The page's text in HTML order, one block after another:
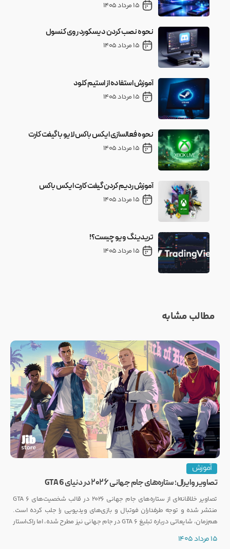
15 مرداد 1405
نحوه نصب کردن دیسکورد روی کنسول
15 مرداد 1405
آموزش استفاده از استیم کلود
15 مرداد 1405
نحوه فعالسازی ایکس باکس لایو با گیفت کارت
15 مرداد 1405
آموزش ردیم کردن گیفت کارت ایکس باکس
15 مرداد 1405
تریدینگ ویو چیست؟!
15 مرداد 1405
مطالب مشابه
آموزش
تصاویر وایرال؛ ستاره‌های جام جهانی ۲۰۲۶ در دنیای GTA 6
تصاویر خلاقانه‌ای از ستاره‌های جام جهانی ۲۰۲۶ در قالب شخصیت‌های GTA 6
منتشر شده و توجه طرفداران فوتبال و بازی‌های ویدیویی را جلب کرده است.
هم‌زمان، شایعاتی درباره تبلیغ GTA 6 در جام جهانی نیز مطرح شده، اما راک‌استار
15 مرداد 1405